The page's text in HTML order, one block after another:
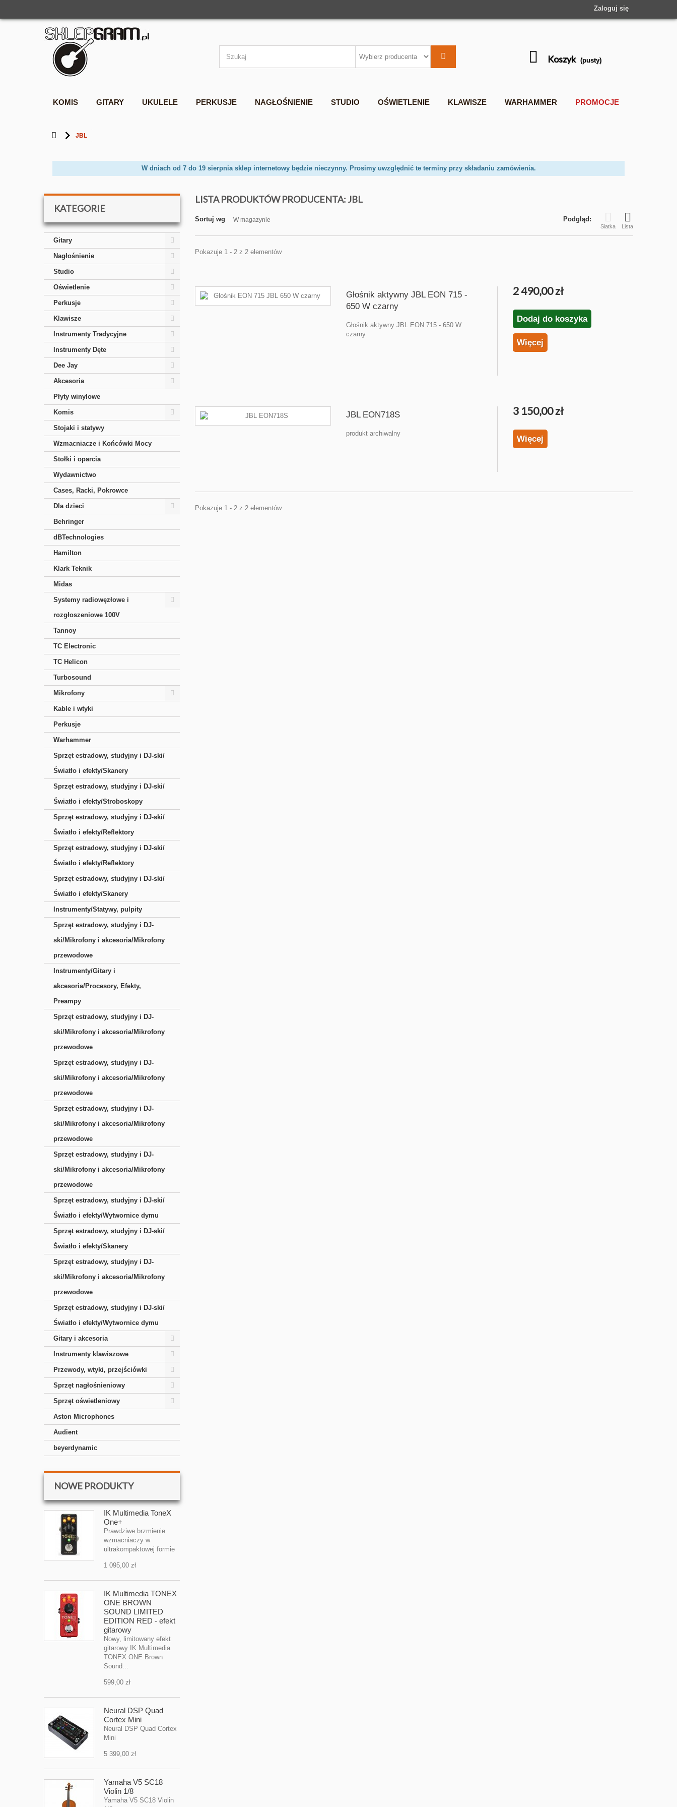
Zaloguj się
Koszyk (pusty)
KOMIS GITARY UKULELE PERKUSJE NAGŁOŚNIENIE STUDIO OŚWIETLENIE KLAWISZE WARHAMMER PROMOCJE
JBL
W dniach od 7 do 19 sierpnia sklep internetowy będzie nieczynny. Prosimy uwzględnić te terminy przy składaniu zamówienia.
KATEGORIE
Gitary
Nagłośnienie
Studio
Oświetlenie
Perkusje
Klawisze
Instrumenty Tradycyjne
Instrumenty Dęte
Dee Jay
Akcesoria
Płyty winylowe
Komis
Stojaki i statywy
Wzmacniacze i Końcówki Mocy
Stołki i oparcia
Wydawnictwo
Cases, Racki, Pokrowce
Dla dzieci
Behringer
dBTechnologies
Hamilton
Klark Teknik
Midas
Systemy radiowęzłowe i
rozgłoszeniowe 100V
Tannoy
TC Electronic
TC Helicon
Turbosound
Mikrofony
Kable i wtyki
Perkusje
Warhammer
Sprzęt estradowy, studyjny i DJ-ski/
Światło i efekty/Skanery
Sprzęt estradowy, studyjny i DJ-ski/
Światło i efekty/Stroboskopy
Sprzęt estradowy, studyjny i DJ-ski/
Światło i efekty/Reflektory
Sprzęt estradowy, studyjny i DJ-ski/
Światło i efekty/Reflektory
Sprzęt estradowy, studyjny i DJ-ski/
Światło i efekty/Skanery
Instrumenty/Statywy, pulpity
Sprzęt estradowy, studyjny i DJ-
ski/Mikrofony i akcesoria/Mikrofony
przewodowe
Instrumenty/Gitary i
akcesoria/Procesory, Efekty,
Preampy
Sprzęt estradowy, studyjny i DJ-
ski/Mikrofony i akcesoria/Mikrofony
przewodowe
Sprzęt estradowy, studyjny i DJ-
ski/Mikrofony i akcesoria/Mikrofony
przewodowe
Sprzęt estradowy, studyjny i DJ-
ski/Mikrofony i akcesoria/Mikrofony
przewodowe
Sprzęt estradowy, studyjny i DJ-
ski/Mikrofony i akcesoria/Mikrofony
przewodowe
Sprzęt estradowy, studyjny i DJ-ski/
Światło i efekty/Wytwornice dymu
Sprzęt estradowy, studyjny i DJ-ski/
Światło i efekty/Skanery
Sprzęt estradowy, studyjny i DJ-
ski/Mikrofony i akcesoria/Mikrofony
przewodowe
Sprzęt estradowy, studyjny i DJ-ski/
Światło i efekty/Wytwornice dymu
Gitary i akcesoria
Instrumenty klawiszowe
Przewody, wtyki, przejściówki
Sprzęt nagłośnieniowy
Sprzęt oświetleniowy
Aston Microphones
Audient
beyerdynamic
NOWE PRODUKTY
IK Multimedia ToneX
One+
Prawdziwe brzmienie
wzmacniaczy w
ultrakompaktowej formie
1 095,00 zł
IK Multimedia TONEX
ONE BROWN
SOUND LIMITED
EDITION RED - efekt
gitarowy
Nowy, limitowany efekt
gitarowy IK Multimedia
TONEX ONE Brown
Sound...
599,00 zł
Neural DSP Quad
Cortex Mini
Neural DSP Quad Cortex
Mini
5 399,00 zł
Yamaha V5 SC18
Violin 1/8
Yamaha V5 SC18 Violin
LISTA PRODUKTÓW PRODUCENTA: JBL
Podgląd:
Siatka Lista
Sortuj wg W magazynie
Pokazuje 1 - 2 z 2 elementów
Głośnik aktywny JBL EON 715 -
650 W czarny
Głośnik aktywny JBL EON 715 - 650 W
czarny
2 490,00 zł
Dodaj do koszyka
Więcej
JBL EON718S
produkt archiwalny
3 150,00 zł
Więcej
Pokazuje 1 - 2 z 2 elementów